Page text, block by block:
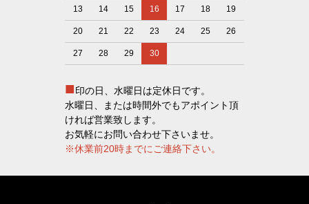
13 14 15 16 17 18 19
20 21 22 23 24 25 26
27 28 29 30
■印の日、水曜日は定休日です。
水曜日、または時間外でもアポイント頂
ければ営業致します。
お気軽にお問い合わせ下さいませ。
※休業前20時までにご連絡下さい。